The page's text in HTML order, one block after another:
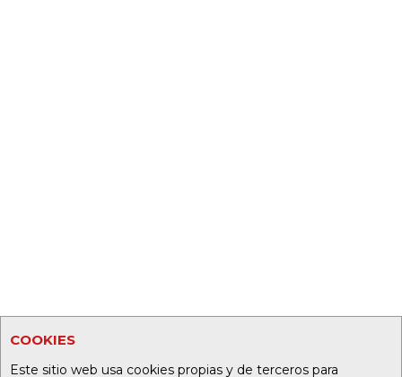
COOKIES
Este sitio web usa cookies propias y de terceros para